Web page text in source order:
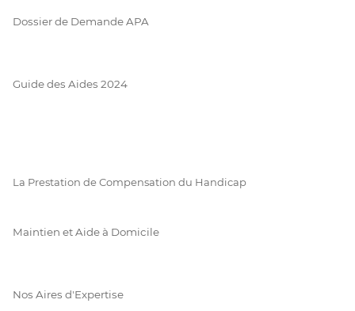
Dossier de Demande APA
Guide des Aides 2024
La Prestation de Compensation du Handicap
Maintien et Aide à Domicile
Nos Aires d'Expertise